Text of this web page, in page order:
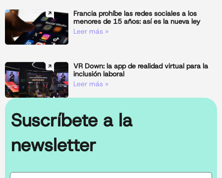
Francia prohíbe las redes sociales a los
menores de 15 años: así es la nueva ley
Leer más »
VR Down: la app de realidad virtual para la
inclusión laboral
Leer más »
Suscríbete a la
newsletter